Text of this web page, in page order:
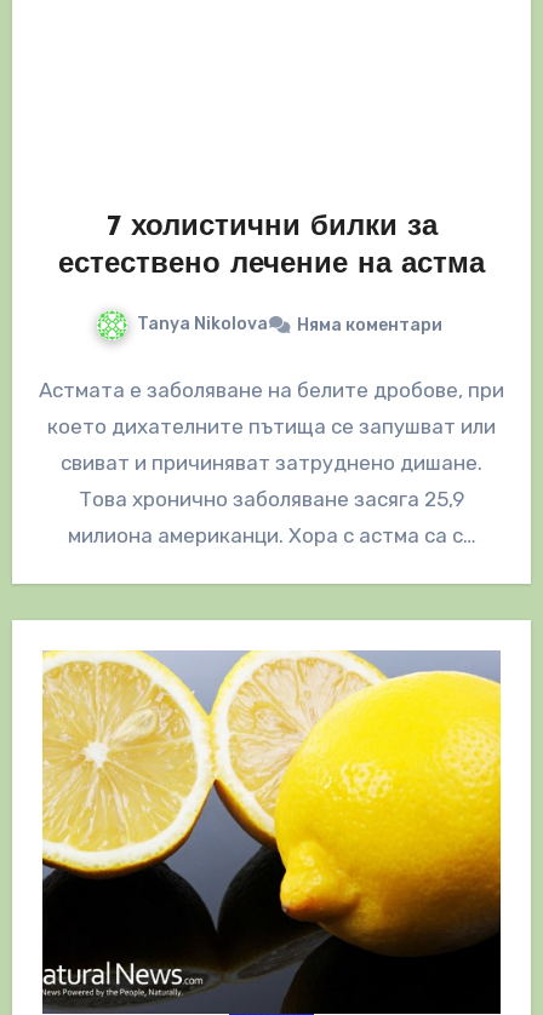
7 холистични билки за
естествено лечение на астма
Tanya Nikolova Няма коментари
Астмата е заболяване на белите дробове, при
което дихателните пътища се запушват или
свиват и причиняват затруднено дишане.
Това хронично заболяване засяга 25,9
милиона американци. Хора с астма са с…